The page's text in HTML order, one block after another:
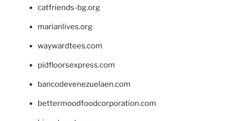
catfriends-bg.org
marianlives.org
waywardtees.com
pidfloorsexpress.com
bancodevenezuelaen.com
bettermoodfoodcorporation.com